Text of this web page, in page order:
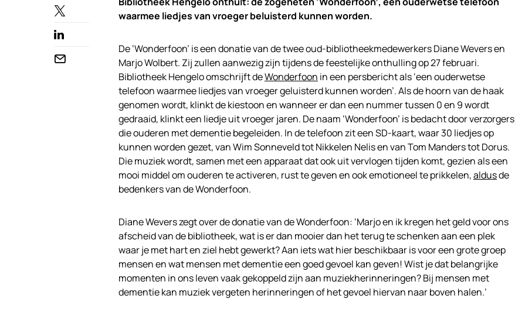
waarmee liedjes van vroeger beluisterd kunnen worden.
De ‘Wonderfoon’ is een donatie van de twee oud-bibliotheekmedewerkers Diane Wevers en
Marjo Wolbert. Zij zullen aanwezig zijn tijdens de feestelijke onthulling op 27 februari.
Bibliotheek Hengelo omschrijft deWonderfoon in een persbericht als ‘een ouderwetse
telefoon waarmee liedjes van vroeger geluisterd kunnen worden’. Als de hoorn van de haak
genomen wordt, klinkt de kiestoon en wanneer er dan een nummer tussen 0 en 9 wordt
gedraaid, klinkt een liedje uit vroeger jaren. De naam ‘Wonderfoon’ is bedacht door verzorgers
die ouderen met dementie begeleiden. In de telefoon zit een SD-kaart, waar 30 liedjes op
kunnen worden gezet, van Wim Sonneveld tot Nikkelen Nelis en van Tom Manders tot Dorus.
Die muziek wordt, samen met een apparaat dat ook uit vervlogen tijden komt, gezien als een
mooi middel om ouderen te activeren, rust te geven en ook emotioneel te prikkelen,aldusde
bedenkers van de Wonderfoon.
Diane Wevers zegt over de donatie van de Wonderfoon: ‘Marjo en ik kregen het geld voor ons
afscheid van de bibliotheek, wat is er dan mooier dan het terug te schenken aan een plek
waar je met hart en ziel hebt gewerkt? Aan iets wat hier beschikbaar is voor een grote groep
mensen en wat mensen met dementie een goed gevoel kan geven! Wist je dat belangrijke
momenten in ons leven vaak gekoppeld zijn aan muziekherinneringen? Bij mensen met
dementie kan muziek vergeten herinneringen of het gevoel hiervan naar boven halen.’